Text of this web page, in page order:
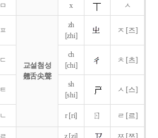
ㅁ x ㅅ
ㅍ
교설첨성
翹舌尖聲
zh
[zhi]
ㅈ [즈]
ㄷ
ch
[chi]
ㅊ [츠]
ㅌ
sh
[shi]
ㅅ [스]
ㄴ r [ri] ㄖ ㄹ [르]
ㄹ
z [zi] ㅉ [쯔]